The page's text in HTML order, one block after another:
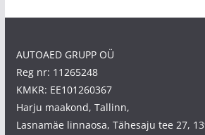
AUTOAED GRUPP OÜ
Reg nr: 11265248
KMKR: EE101260367
Harju maakond, Tallinn,
Lasnamäe linnaosa, Tähesaju tee 27,